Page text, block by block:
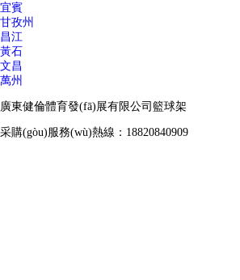
宜賓
甘孜州
昌江
黃石
文昌
萬州
廣東健倫體育發(fā)展有限公司籃球架
采購(gòu)服務(wù)熱線：18820840909